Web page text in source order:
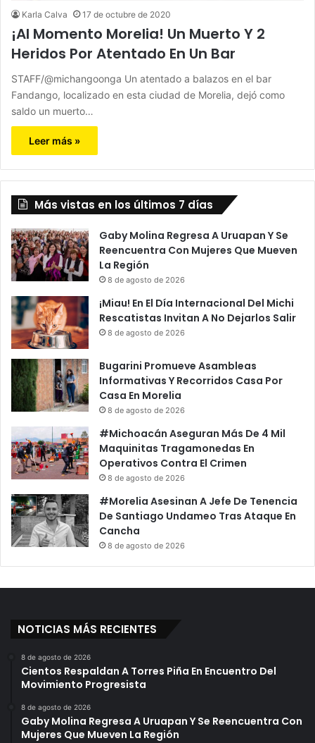
Karla Calva 17 de octubre de 2020
¡Al Momento Morelia! Un Muerto Y 2
Heridos Por Atentado En Un Bar
STAFF/@michangoonga Un atentado a balazos en el bar
Fandango, localizado en esta ciudad de Morelia, dejó como
saldo un muerto…
Leer más »
Más vistas en los últimos 7 días
Gaby Molina Regresa A Uruapan Y Se
Reencuentra Con Mujeres Que Mueven
La Región
8 de agosto de 2026
¡Miau! En El Día Internacional Del Michi
Rescatistas Invitan A No Dejarlos Salir
8 de agosto de 2026
Bugarini Promueve Asambleas
Informativas Y Recorridos Casa Por
Casa En Morelia
8 de agosto de 2026
#Michoacán Aseguran Más De 4 Mil
Maquinitas Tragamonedas En
Operativos Contra El Crimen
8 de agosto de 2026
#Morelia Asesinan A Jefe De Tenencia
De Santiago Undameo Tras Ataque En
Cancha
8 de agosto de 2026
NOTICIAS MÁS RECIENTES
8 de agosto de 2026
Cientos Respaldan A Torres Piña En Encuentro Del
Movimiento Progresista
8 de agosto de 2026
Gaby Molina Regresa A Uruapan Y Se Reencuentra Con
Mujeres Que Mueven La Región